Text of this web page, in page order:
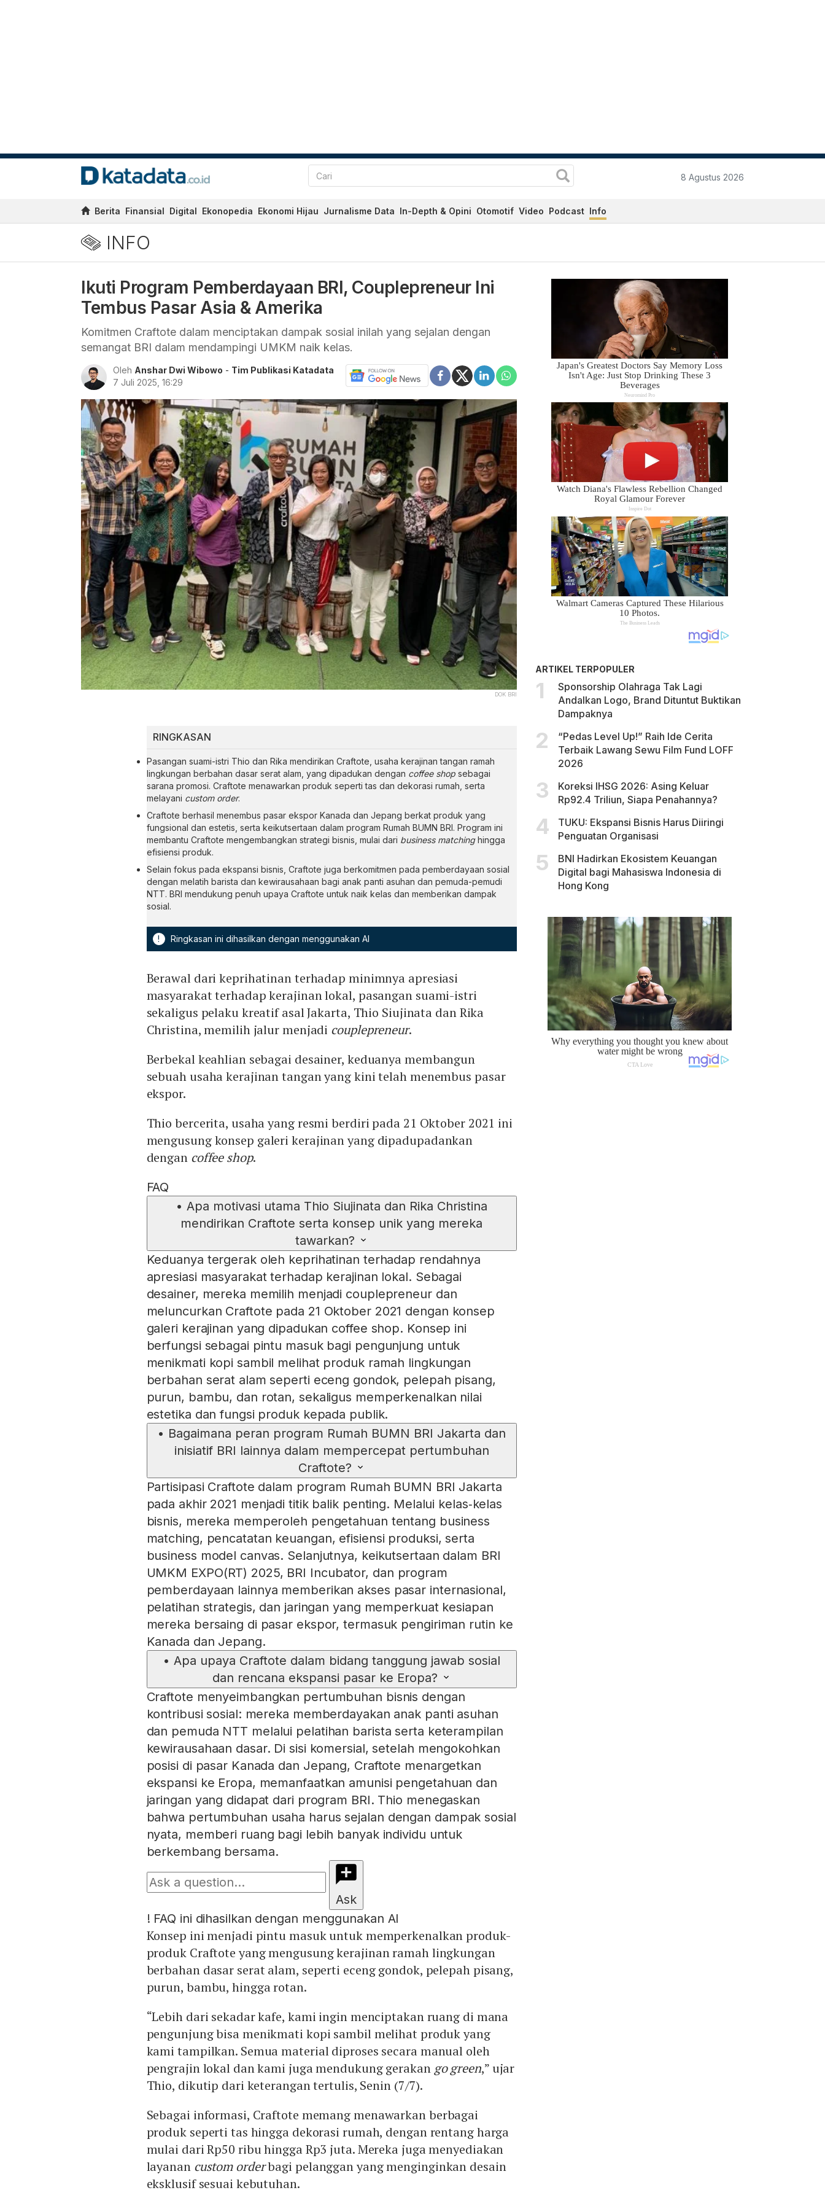
8 Agustus 2026
Berita Finansial Digital Ekonopedia Ekonomi Hijau Jurnalisme Data In-Depth & Opini Otomotif Video Podcast Info
INFO
Ikuti Program Pemberdayaan BRI, Couplepreneur Ini
Tembus Pasar Asia & Amerika
Komitmen Craftote dalam menciptakan dampak sosial inilah yang sejalan dengan
semangat BRI dalam mendampingi UMKM naik kelas.
Oleh Anshar Dwi Wibowo - Tim Publikasi Katadata
7 Juli 2025, 16:29
DOK BRI
RINGKASAN
Pasangan suami-istri Thio dan Rika mendirikan Craftote, usaha kerajinan tangan ramah
lingkungan berbahan dasar serat alam, yang dipadukan dengan coffee shopsebagai
sarana promosi. Craftote menawarkan produk seperti tas dan dekorasi rumah, serta
melayani custom order.
Craftote berhasil menembus pasar ekspor Kanada dan Jepang berkat produk yang
fungsional dan estetis, serta keikutsertaan dalam program Rumah BUMN BRI. Program ini
membantu Craftote mengembangkan strategi bisnis, mulai dari business matchinghingga
efisiensi produk.
Selain fokus pada ekspansi bisnis, Craftote juga berkomitmen pada pemberdayaan sosial
dengan melatih barista dan kewirausahaan bagi anak panti asuhan dan pemuda-pemudi
NTT. BRI mendukung penuh upaya Craftote untuk naik kelas dan memberikan dampak
sosial.
! Ringkasan ini dihasilkan dengan menggunakan AI
Berawal dari keprihatinan terhadap minimnya apresiasi
masyarakat terhadap kerajinan lokal, pasangan suami-istri
sekaligus pelaku kreatif asal Jakarta, Thio Siujinata dan Rika
Christina, memilih jalur menjadi couplepreneur.
Berbekal keahlian sebagai desainer, keduanya membangun
sebuah usaha kerajinan tangan yang kini telah menembus pasar
ekspor.
Thio bercerita, usaha yang resmi berdiri pada 21 Oktober 2021 ini
mengusung konsep galeri kerajinan yang dipadupadankan
dengan coffee shop.
FAQ
• Apa motivasi utama Thio Siujinata dan Rika Christina
mendirikan Craftote serta konsep unik yang mereka
tawarkan?
Keduanya tergerak oleh keprihatinan terhadap rendahnya
apresiasi masyarakat terhadap kerajinan lokal. Sebagai
desainer, mereka memilih menjadi couplepreneur dan
meluncurkan Craftote pada 21 Oktober 2021 dengan konsep
galeri kerajinan yang dipadukan coffee shop. Konsep ini
berfungsi sebagai pintu masuk bagi pengunjung untuk
menikmati kopi sambil melihat produk ramah lingkungan
berbahan serat alam seperti eceng gondok, pelepah pisang,
purun, bambu, dan rotan, sekaligus memperkenalkan nilai
estetika dan fungsi produk kepada publik.
• Bagaimana peran program Rumah BUMN BRI Jakarta dan
inisiatif BRI lainnya dalam mempercepat pertumbuhan
Craftote?
Partisipasi Craftote dalam program Rumah BUMN BRI Jakarta
pada akhir 2021 menjadi titik balik penting. Melalui kelas‑kelas
bisnis, mereka memperoleh pengetahuan tentang business
matching, pencatatan keuangan, efisiensi produksi, serta
business model canvas. Selanjutnya, keikutsertaan dalam BRI
UMKM EXPO(RT) 2025, BRI Incubator, dan program
pemberdayaan lainnya memberikan akses pasar internasional,
pelatihan strategis, dan jaringan yang memperkuat kesiapan
mereka bersaing di pasar ekspor, termasuk pengiriman rutin ke
Kanada dan Jepang.
• Apa upaya Craftote dalam bidang tanggung jawab sosial
dan rencana ekspansi pasar ke Eropa?
Craftote menyeimbangkan pertumbuhan bisnis dengan
kontribusi sosial: mereka memberdayakan anak panti asuhan
dan pemuda NTT melalui pelatihan barista serta keterampilan
kewirausahaan dasar. Di sisi komersial, setelah mengokohkan
posisi di pasar Kanada dan Jepang, Craftote menargetkan
ekspansi ke Eropa, memanfaatkan amunisi pengetahuan dan
jaringan yang didapat dari program BRI. Thio menegaskan
bahwa pertumbuhan usaha harus sejalan dengan dampak sosial
nyata, memberi ruang bagi lebih banyak individu untuk
berkembang bersama.
Ask
! FAQ ini dihasilkan dengan menggunakan AI
Konsep ini menjadi pintu masuk untuk memperkenalkan produk-
produk Craftote yang mengusung kerajinan ramah lingkungan
berbahan dasar serat alam, seperti eceng gondok, pelepah pisang,
purun, bambu, hingga rotan.
“Lebih dari sekadar kafe, kami ingin menciptakan ruang di mana
pengunjung bisa menikmati kopi sambil melihat produk yang
kami tampilkan. Semua material diproses secara manual oleh
pengrajin lokal dan kami juga mendukung gerakango green,” ujar
Thio, dikutip dari keterangan tertulis, Senin (7/7).
Sebagai informasi, Craftote memang menawarkan berbagai
produk seperti tas hingga dekorasi rumah, dengan rentang harga
mulai dari Rp50 ribu hingga Rp3 juta. Mereka juga menyediakan
layanan custom orderbagi pelanggan yang menginginkan desain
eksklusif sesuai kebutuhan.
ARTIKEL TERPOPULER
Sponsorship Olahraga Tak Lagi
Andalkan Logo, Brand Dituntut Buktikan
Dampaknya
“Pedas Level Up!” Raih Ide Cerita
Terbaik Lawang Sewu Film Fund LOFF
2026
Koreksi IHSG 2026: Asing Keluar
Rp92.4 Triliun, Siapa Penahannya?
TUKU: Ekspansi Bisnis Harus Diiringi
Penguatan Organisasi
BNI Hadirkan Ekosistem Keuangan
Digital bagi Mahasiswa Indonesia di
Hong Kong